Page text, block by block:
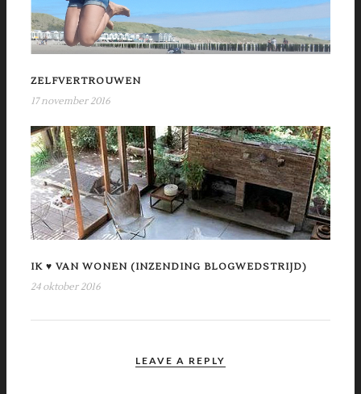
ZELFVERTROUWEN
17 november 2016
IK ♥ VAN WONEN (INZENDING BLOGWEDSTRIJD)
24 oktober 2016
LEAVE A REPLY